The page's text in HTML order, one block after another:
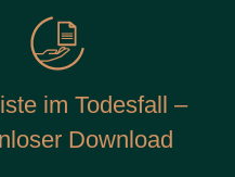
im Todesfall –
Download